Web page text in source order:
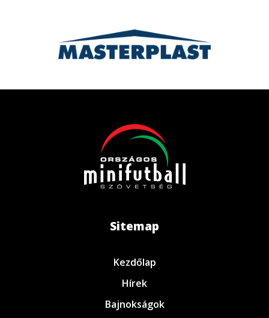
Sitemap
Kezdőlap
Hírek
Bajnokságok